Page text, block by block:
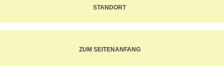
STANDORT
ZUM SEITENANFANG